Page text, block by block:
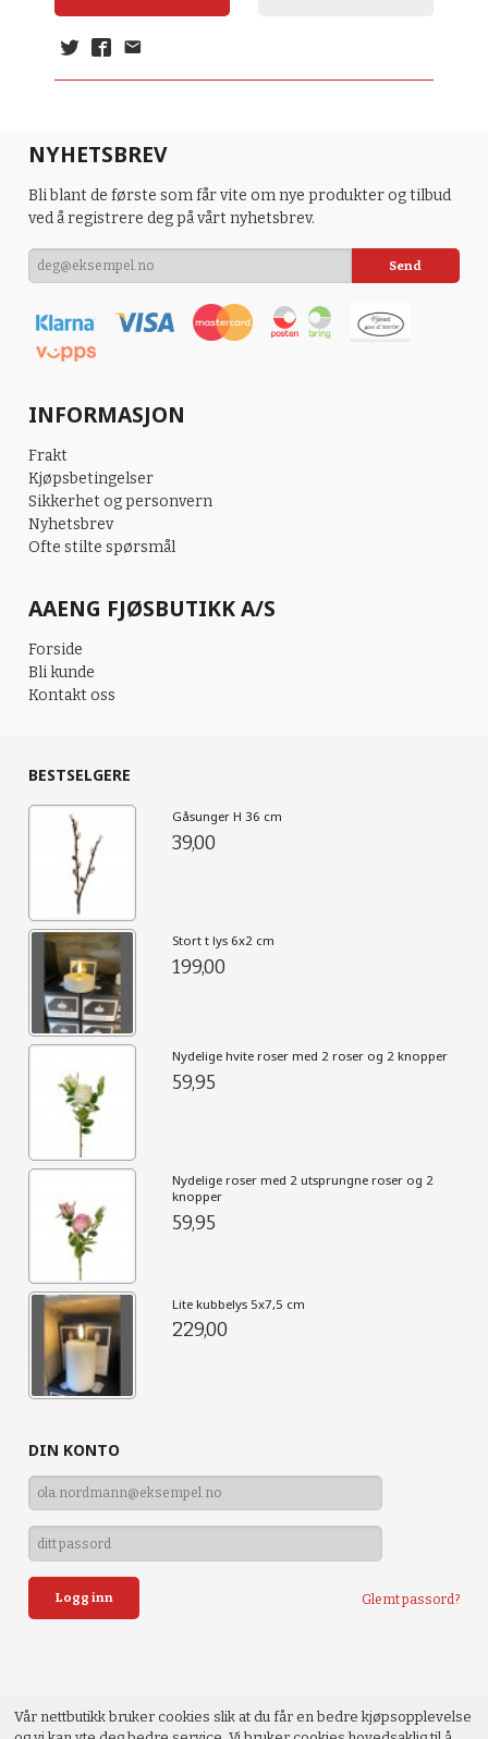
NYHETSBREV
Bli blant de første som får vite om nye produkter og tilbud
ved å registrere deg på vårt nyhetsbrev.
INFORMASJON
Frakt
Kjøpsbetingelser
Sikkerhet og personvern
Nyhetsbrev
Ofte stilte spørsmål
AAENG FJØSBUTIKK A/S
Forside
Bli kunde
Kontakt oss
BESTSELGERE
Gåsunger H 36 cm
39,00
Stort t lys 6x2 cm
199,00
Nydelige hvite roser med 2 roser og 2 knopper
59,95
Nydelige roser med 2 utsprungne roser og 2
knopper
59,95
Lite kubbelys 5x7,5 cm
229,00
DIN KONTO
Glemt passord?
Vår nettbutikk bruker cookies slik at du får en bedre kjøpsopplevelse